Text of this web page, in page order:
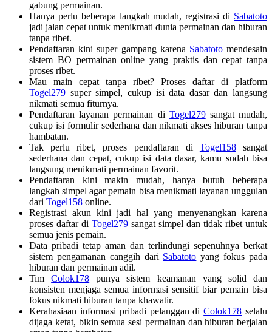
gabung permainan.
Hanya perlu beberapa langkah mudah, registrasi di Sabatoto
jadi jalan cepat untuk menikmati dunia permainan dan hiburan
tanpa ribet.
Pendaftaran kini super gampang karena Sabatotomendesain
sistem BO permainan online yang praktis dan cepat tanpa
proses ribet.
Mau main cepat tanpa ribet? Proses daftar di platform
Togel279 super simpel, cukup isi data dasar dan langsung
nikmati semua fiturnya.
Pendaftaran layanan permainan di Togel279sangat mudah,
cukup isi formulir sederhana dan nikmati akses hiburan tanpa
hambatan.
Tak perlu ribet, proses pendaftaran di Togel158sangat
sederhana dan cepat, cukup isi data dasar, kamu sudah bisa
langsung menikmati permainan favorit.
Pendaftaran kini makin mudah, hanya butuh beberapa
langkah simpel agar pemain bisa menikmati layanan unggulan
dari Togel158 online.
Registrasi akun kini jadi hal yang menyenangkan karena
proses daftar di Togel279 sangat simpel dan tidak ribet untuk
semua jenis pemain.
Data pribadi tetap aman dan terlindungi sepenuhnya berkat
sistem pengamanan canggih dari Sabatoto yang fokus pada
hiburan dan permainan adil.
TimColok178 punya sistem keamanan yang solid dan
konsisten menjaga semua informasi sensitif biar pemain bisa
fokus nikmati hiburan tanpa khawatir.
Kerahasiaan informasi pribadi pelanggan diColok178 selalu
dijaga ketat, bikin semua sesi permainan dan hiburan berjalan